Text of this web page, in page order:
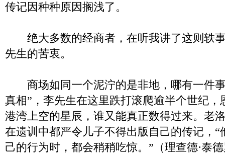
传记因种种原因搁浅了。
绝大多数的经商者，在听我讲了这则轶
先生的苦衷。
商场如同一个泥泞的是非地，哪有一件事
真相”，李先生在这里跌打滚爬逾半个世纪，
港湾上空的星辰，谁又能真正数得过来。老
在遗训中都严令儿子不得出版自己的传记，“
己的行为时，都会稍稍吃惊。”（理查德·泰